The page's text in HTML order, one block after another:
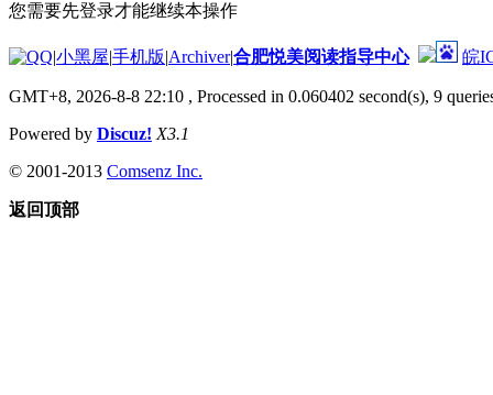
您需要先登录才能继续本操作
|小黑屋|手机版|Archiver|合肥悦美阅读指导中心 皖
GMT+8, 2026-8-8 22:10 , Processed in 0.060402 second(s), 9
Powered by Discuz! X3.1
© 2001-2013 Comsenz Inc.
返回顶部